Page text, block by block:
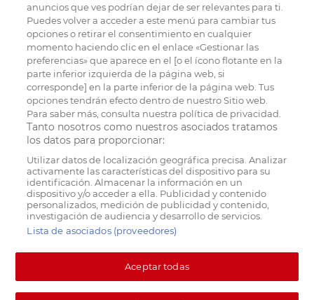
anuncios que ves podrían dejar de ser relevantes para ti.
Puedes volver a acceder a este menú para cambiar tus
opciones o retirar el consentimiento en cualquier
momento haciendo clic en el enlace «Gestionar las
preferencias» que aparece en el [o el ícono flotante en la
parte inferior izquierda de la página web, si
corresponde] en la parte inferior de la página web. Tus
opciones tendrán efecto dentro de nuestro Sitio web.
Para saber más, consulta nuestra política de privacidad.
Tanto nosotros como nuestros asociados tratamos
los datos para proporcionar:
Utilizar datos de localización geográfica precisa. Analizar
activamente las características del dispositivo para su
identificación. Almacenar la información en un
dispositivo y/o acceder a ella. Publicidad y contenido
personalizados, medición de publicidad y contenido,
investigación de audiencia y desarrollo de servicios.
Lista de asociados (proveedores)
Aceptar todas